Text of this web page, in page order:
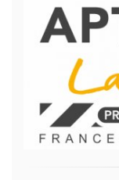
vous pouvez
données vous
contactant M.
technique
05 56 67 68